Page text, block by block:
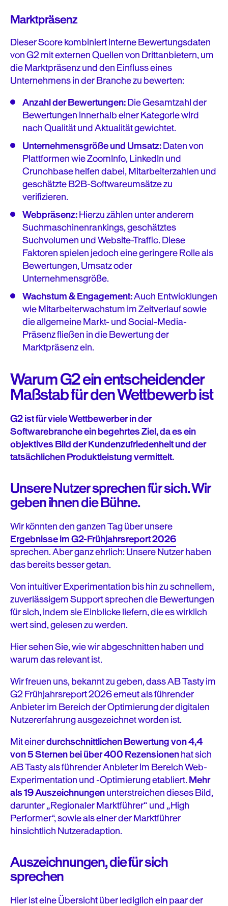
Marktpräsenz
Dieser Score kombiniert interne Bewertungsdaten
von G2 mit externen Quellen von Drittanbietern, um
die Marktpräsenz und den Einfluss eines
Unternehmens in der Branche zu bewerten:
Anzahl der Bewertungen:Die Gesamtzahl der
Bewertungen innerhalb einer Kategorie wird
nach Qualität und Aktualität gewichtet.
Unternehmensgröße und Umsatz:Daten von
Plattformen wie ZoomInfo, LinkedIn und
Crunchbase helfen dabei, Mitarbeiterzahlen und
geschätzte B2B-Softwareumsätze zu
verifizieren.
Webpräsenz:Hierzu zählen unter anderem
Suchmaschinenrankings, geschätztes
Suchvolumen und Website-Traffic. Diese
Faktoren spielen jedoch eine geringere Rolle als
Bewertungen, Umsatz oder
Unternehmensgröße.
Wachstum & Engagement:Auch Entwicklungen
wie Mitarbeiterwachstum im Zeitverlauf sowie
die allgemeine Markt- und Social-Media-
Präsenz fließen in die Bewertung der
Marktpräsenz ein.
Warum G2 ein entscheidender
Maßstab für den Wettbewerb ist
G2 ist für viele Wettbewerber in der
Softwarebranche ein begehrtes Ziel, da es ein
objektives Bild der Kundenzufriedenheit und der
tatsächlichen Produktleistung vermittelt.
Unsere Nutzer sprechen für sich. Wir
geben ihnen die Bühne.
Wir könnten den ganzen Tag über unsere
Ergebnisse im G2-Frühjahrsreport 2026
sprechen. Aber ganz ehrlich: Unsere Nutzer haben
das bereits besser getan.
Von intuitiver Experimentation bis hin zu schnellem,
zuverlässigem Support sprechen die Bewertungen
für sich, indem sie Einblicke liefern, die es wirklich
wert sind, gelesen zu werden.
Hier sehen Sie, wie wir abgeschnitten haben und
warum das relevant ist.
Wir freuen uns, bekannt zu geben, dass AB Tasty im
G2 Frühjahrsreport 2026 erneut als führender
Anbieter im Bereich der Optimierung der digitalen
Nutzererfahrung ausgezeichnet worden ist.
Mit einerdurchschnittlichen Bewertung von 4,4
von 5 Sternen bei über 400 Rezensionenhat sich
AB Tasty als führender Anbieter im Bereich Web-
Experimentation und -Optimierung etabliert.Mehr
als 19 Auszeichnungenunterstreichen dieses Bild,
darunter „Regionaler Marktführer“ und „High
Performer“, sowie als einer der Marktführer
hinsichtlich Nutzeradaption.
Auszeichnungen, die für sich
sprechen
Hier ist eine Übersicht über lediglich ein paar der